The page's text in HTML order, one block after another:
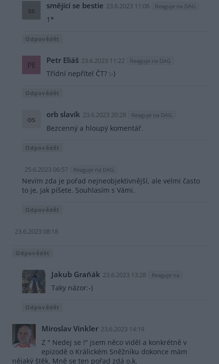
ss smějící se bestie 23.6.2023 11:06 Reaguje na DAG
1*
Odpovědět
PE Petr Eliáš 23.6.2023 11:22 Reaguje na DAG
Třídní nepřítel ČT? :-)
Odpovědět
os orb slavík 23.6.2023 20:28 Reaguje na DAG
Bezcenný a hloupý komentář.
Odpovědět
25.6.2023 06:57 Reaguje na DAG
Nevím zda je pořad nejneobjektivnější, ale velmi často
to je, jak píšete. Souhlasím s Vámi.
Odpovědět
23.6.2023 08:18
Odpovědět
Jakub Graňák 23.6.2023 13:28 Reaguje na
Taky názor:-)
Odpovědět
Miroslav Vinkler 23.6.2023 14:19
Z " Nedej se !" jsem něco viděl a konkrétně v
epizodě o Králickém Sněžníku dokonce mám
nějaký štěk. Mně se ten pořad zdá o.k.